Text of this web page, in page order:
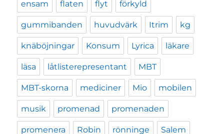
ensam flaten flyt förkyld
gummibanden huvudvärk Itrim kg
knäböjningar Konsum Lyrica läkare
läsa låtlisterepresentant MBT
MBT-skorna mediciner Mio mobilen
musik promenad promenaden
promenera Robin rönninge Salem